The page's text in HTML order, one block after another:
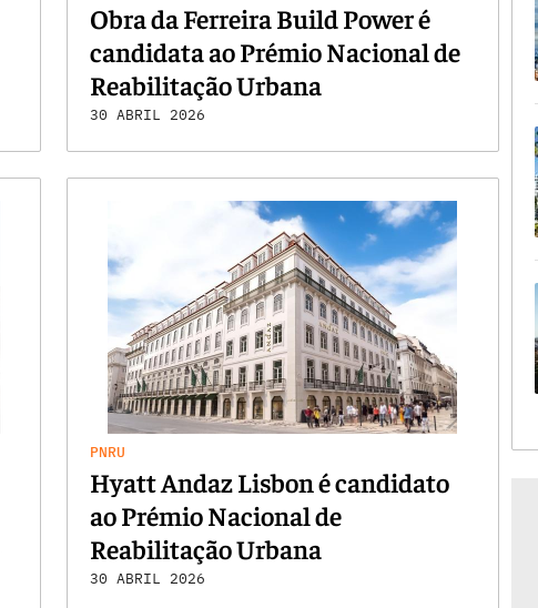
Obra da Ferreira Build Power é
candidata ao Prémio Nacional de
Reabilitação Urbana
30 ABRIL 2026
PNRU
Hyatt Andaz Lisbon é candidato
ao Prémio Nacional de
Reabilitação Urbana
30 ABRIL 2026